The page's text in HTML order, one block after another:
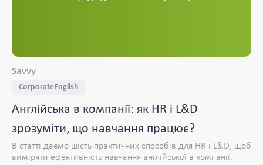
Savvy
CorporateEnglish
Англійська в компанії: як HR і L&D
зрозуміти, що навчання працює?
В статті даємо шість практичних способів для HR і L&D, щоб
виміряти ефективність навчання англійської в компанії.